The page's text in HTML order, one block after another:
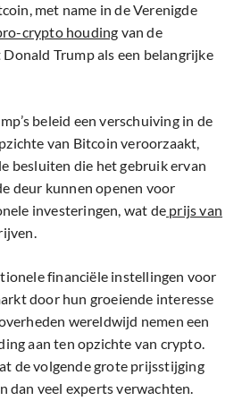
met name in de Verenigde
crypto houding van de
Trump als een belangrijke
beleid een verschuiving in de
van Bitcoin veroorzaakt,
besluiten die het gebruik ervan
deur kunnen openen voor
investeringen, wat de prijs van
financiële instellingen voor
door hun groeiende interesse
wereldwijd nemen een
aan ten opzichte van crypto.
de volgende grote prijsstijging
dan veel experts verwachten.